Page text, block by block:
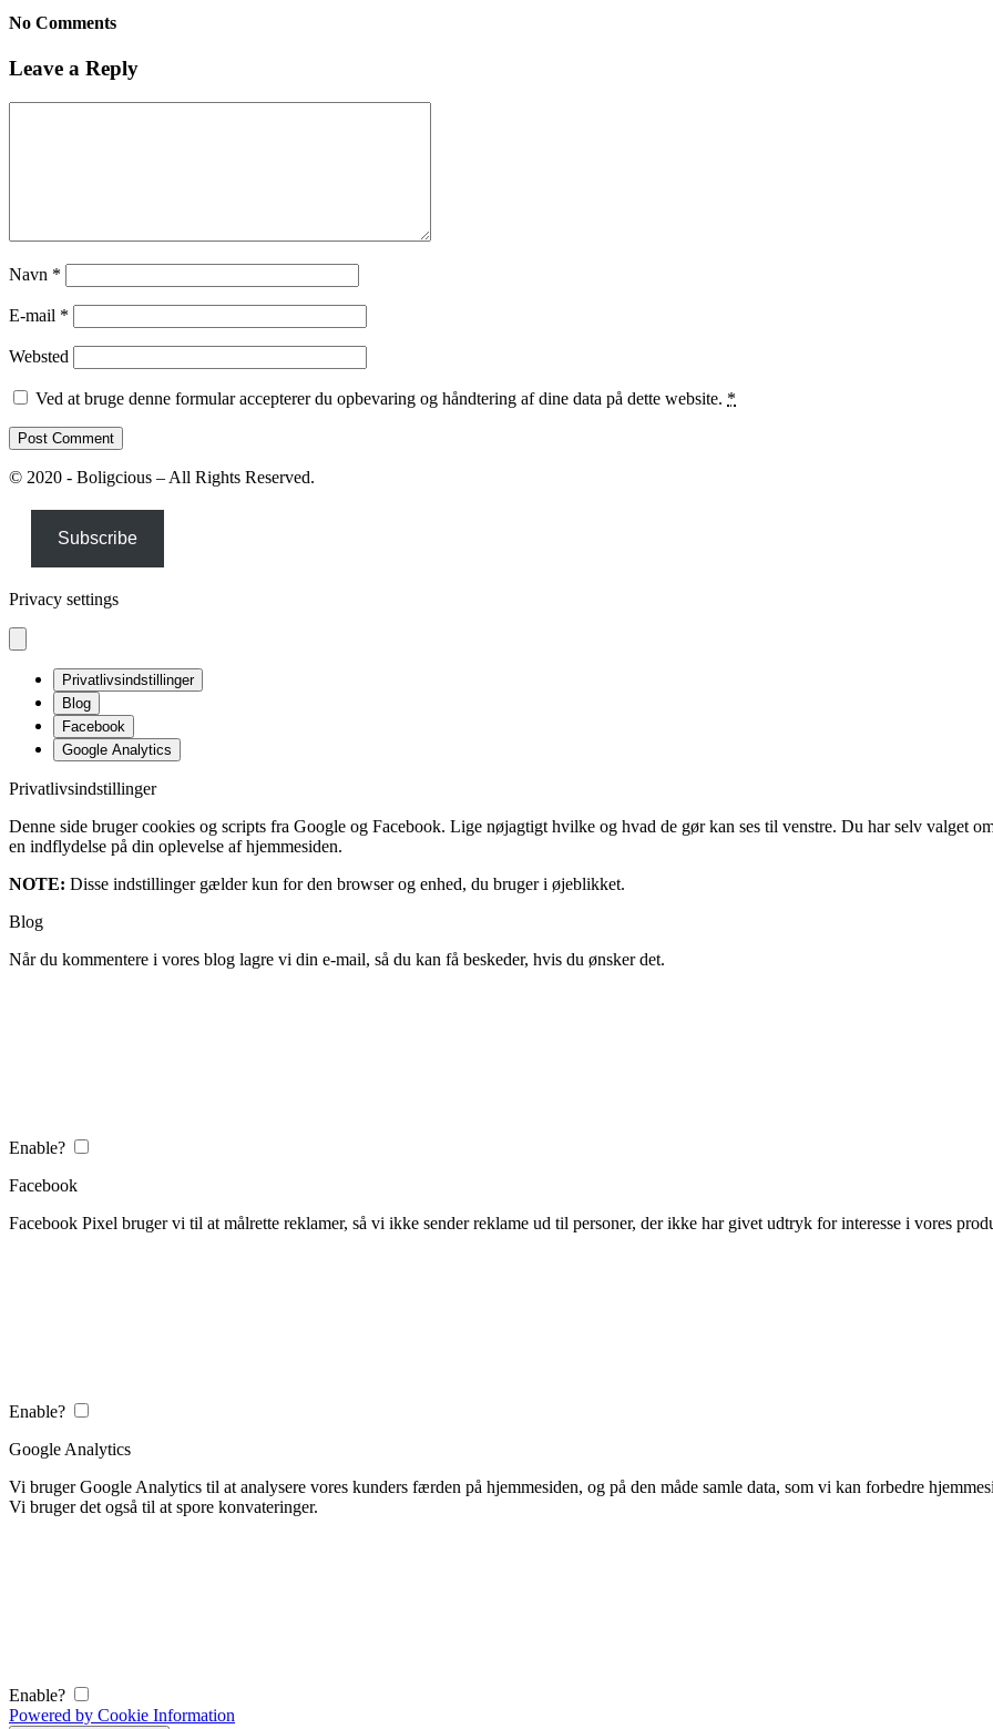
No Comments
Leave a Reply
Navn *
E-mail *
Websted
Ved at bruge denne formular accepterer du opbevaring og håndtering af dine data på dette website. *
© 2020 - Boligcious – All Rights Reserved.
Subscribe
Privacy settings
Privatlivsindstillinger
Blog
Facebook
Google Analytics
Privatlivsindstillinger
Denne side bruger cookies og scripts fra Google og Facebook. Lige nøjagtigt hvilke og hvad de gør kan ses til venstre. Du har selv valget
en indflydelse på din oplevelse af hjemmesiden.
NOTE: Disse indstillinger gælder kun for den browser og enhed, du bruger i øjeblikket.
Blog
Når du kommentere i vores blog lagre vi din e-mail, så du kan få beskeder, hvis du ønsker det.
Enable?
Facebook
Facebook Pixel bruger vi til at målrette reklamer, så vi ikke sender reklame ud til personer, der ikke har givet udtryk for interesse i vores
Enable?
Google Analytics
Vi bruger Google Analytics til at analysere vores kunders færden på hjemmesiden, og på den måde samle data, som vi kan forbedre
Vi bruger det også til at spore konvateringer.
Enable?
Powered by Cookie Information